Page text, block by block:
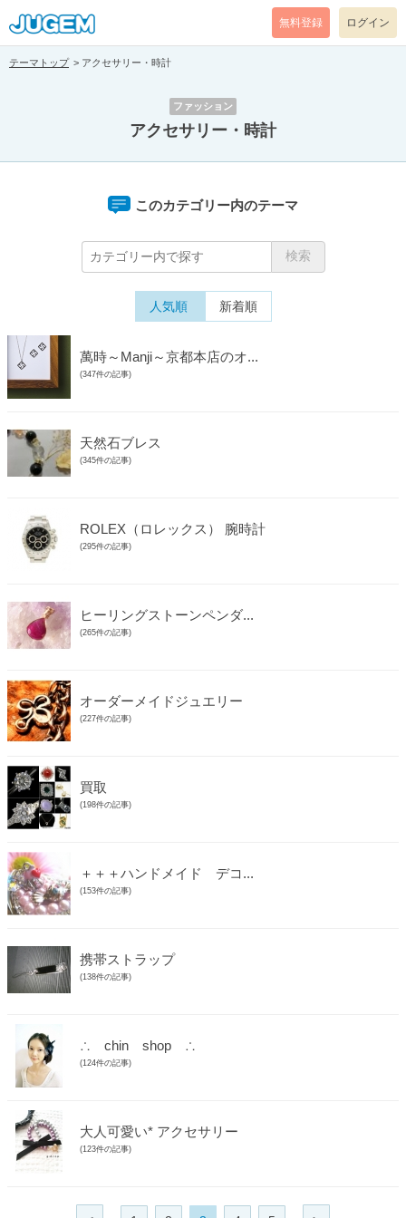
無料登録 ログイン
テーマトップ アクセサリー・時計
ファッション
アクセサリー・時計
このカテゴリー内のテーマ
人気順 新着順
萬時～Manji～京都本店のオ...
(347件の記事)
天然石ブレス
(345件の記事)
ROLEX（ロレックス） 腕時計
(295件の記事)
ヒーリングストーンペンダ...
(265件の記事)
オーダーメイドジュエリー
(227件の記事)
買取
(198件の記事)
＋＋＋ハンドメイド デコ...
(153件の記事)
携帯ストラップ
(138件の記事)
∴ chin shop ∴
(124件の記事)
大人可愛い* アクセサリー
(123件の記事)